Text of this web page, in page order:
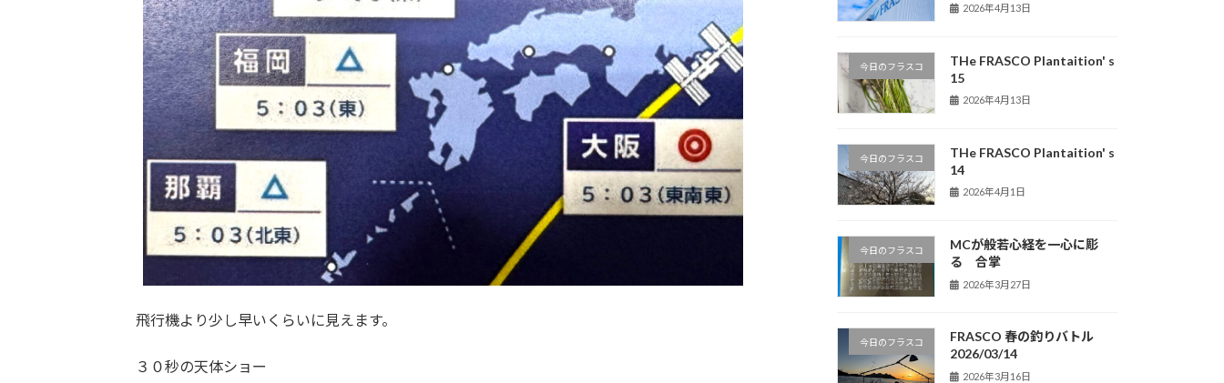
飛行機より少し早いくらいに見えます。
３０秒の天体ショー
2026年4月13日
今日のフラスコ
THe FRASCO Plantaition' s
15
2026年4月13日
今日のフラスコ
THe FRASCO Plantaition' s
14
2026年4月1日
今日のフラスコ
MCが般若心経を一心に彫
る 合掌
2026年3月27日
今日のフラスコ
FRASCO 春の釣りバトル
2026/03/14
2026年3月16日